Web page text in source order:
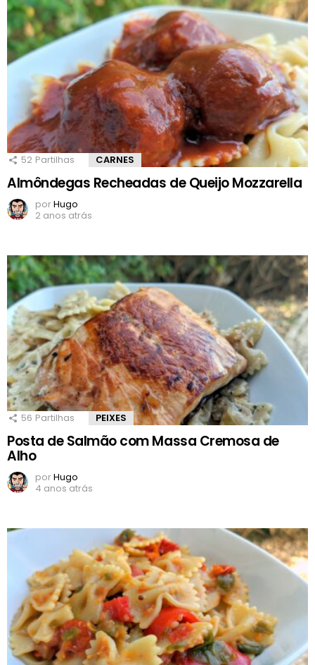
52 Partilhas CARNES
Almôndegas Recheadas de Queijo Mozzarella
porHugo
2 anos atrás
56 Partilhas PEIXES
Posta de Salmão com Massa Cremosa de
Alho
porHugo
4 anos atrás